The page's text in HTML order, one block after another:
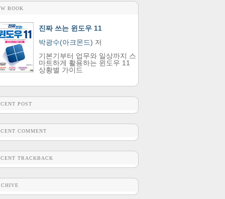
BOOK
진짜 쓰는 윈도우 11
박광수(아크몬드) 저
기본기부터 업무와 일상까지 스
마트하게 활용하는 윈도우 11
상황별 가이드
POST
COMMENT
TRACKBACK